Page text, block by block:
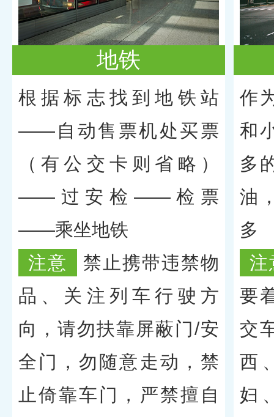
地铁
根据标志找到地铁站
——自动售票机处买票
（有公交卡则省略）
——过安检——检票
——乘坐地铁
注意
禁止携带违禁物
品、关注列车行驶方
向，请勿扶靠屏蔽门/安
全门，勿随意走动，禁
止倚靠车门，严禁擅自
作
和
多
油
多
注
要
交
西
妇